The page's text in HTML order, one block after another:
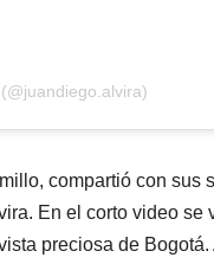
compartió con sus
En el corto video se
preciosa de